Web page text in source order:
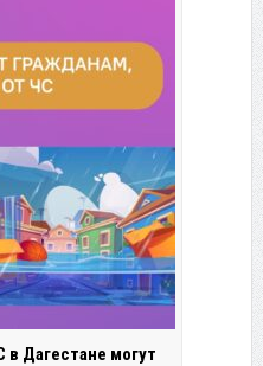
Дагестане могут